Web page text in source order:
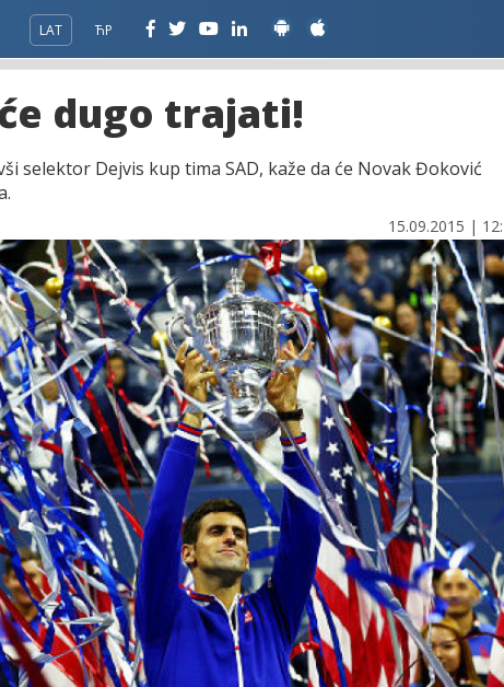
LAT ЋР
dugo trajati!
selektor Dejvis kup tima SAD, kaže da će Novak Đoković
15.09.2015 |